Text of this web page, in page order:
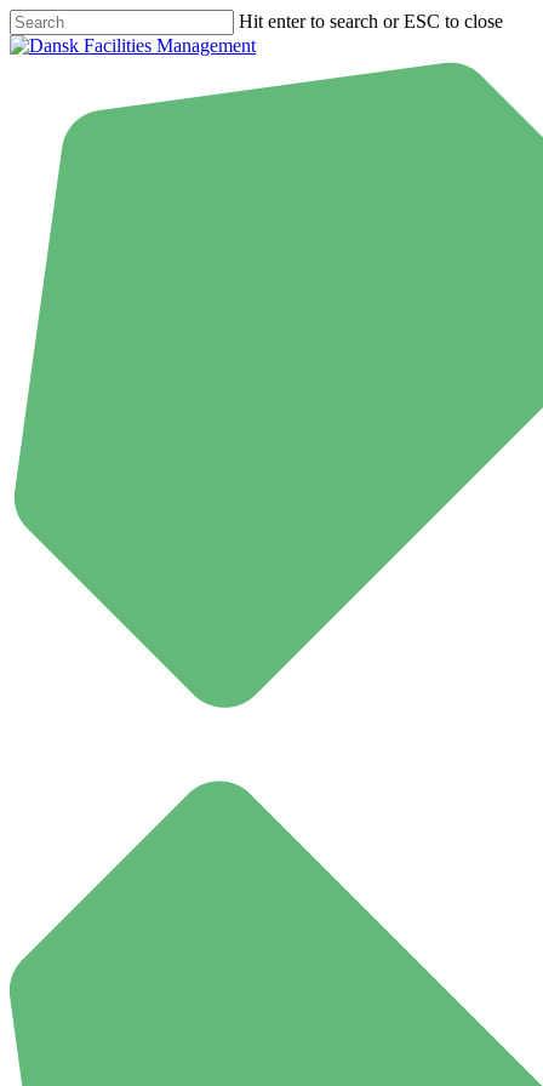
Skip
to
Hit enter to search or ESC to close
Close